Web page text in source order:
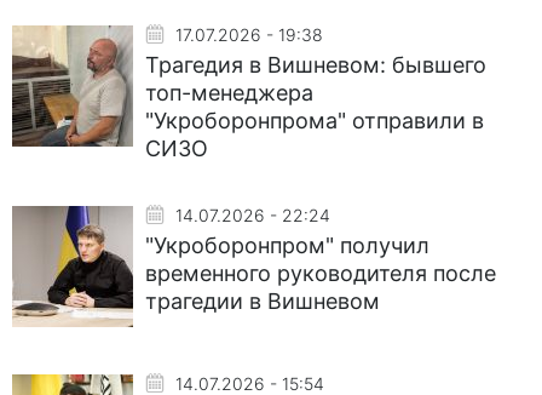
17.07.2026 - 19:38
Трагедия в Вишневом: бывшего
топ-менеджера
"Укроборонпрома" отправили в
СИЗО
14.07.2026 - 22:24
"Укроборонпром" получил
временного руководителя после
трагедии в Вишневом
14.07.2026 - 15:54